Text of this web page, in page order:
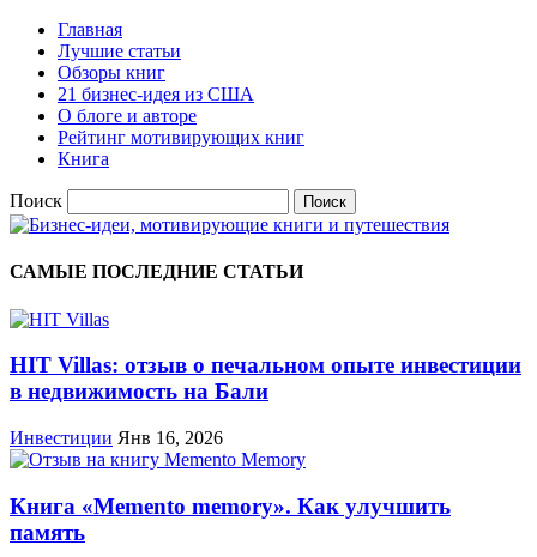
Главная
Лучшие статьи
Обзоры книг
21 бизнес-идея из США
О блоге и авторе
Рейтинг мотивирующих книг
Книга
Поиск
САМЫЕ ПОСЛЕДНИЕ СТАТЬИ
HIT Villas: отзыв о печальном опыте инвестиции
в недвижимость на Бали
Инвестиции Янв 16, 2026
Книга «Memento memory». Как улучшить
память